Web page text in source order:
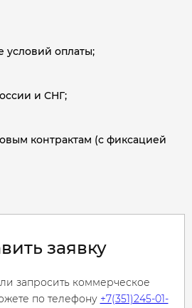
условий оплаты;
и СНГ;
контрактам (с фиксацией
заявку
запросить коммерческое
по телефону +7(351)245-01-